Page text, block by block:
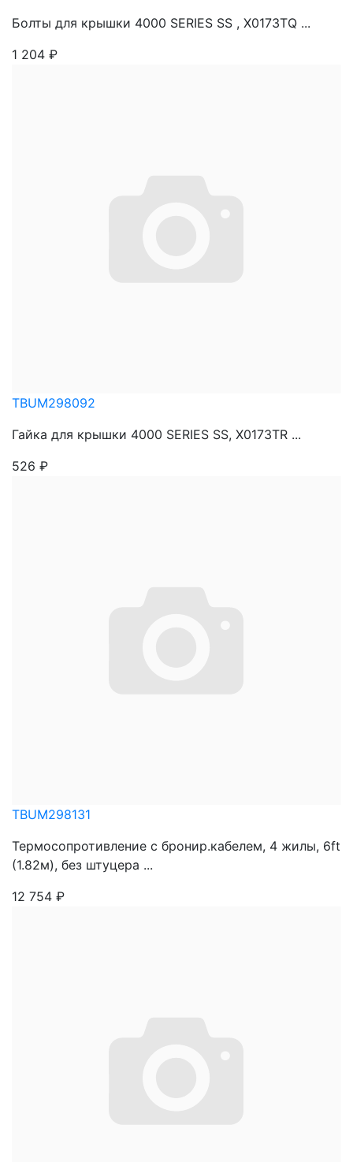
Болты для крышки 4000 SERIES SS , X0173TQ ...
1 204 ₽
TBUM298092
Гайка для крышки 4000 SERIES SS, X0173TR ...
526 ₽
TBUM298131
Термосопротивление с бронир.кабелем, 4 жилы, 6ft
(1.82м), без штуцера ...
12 754 ₽